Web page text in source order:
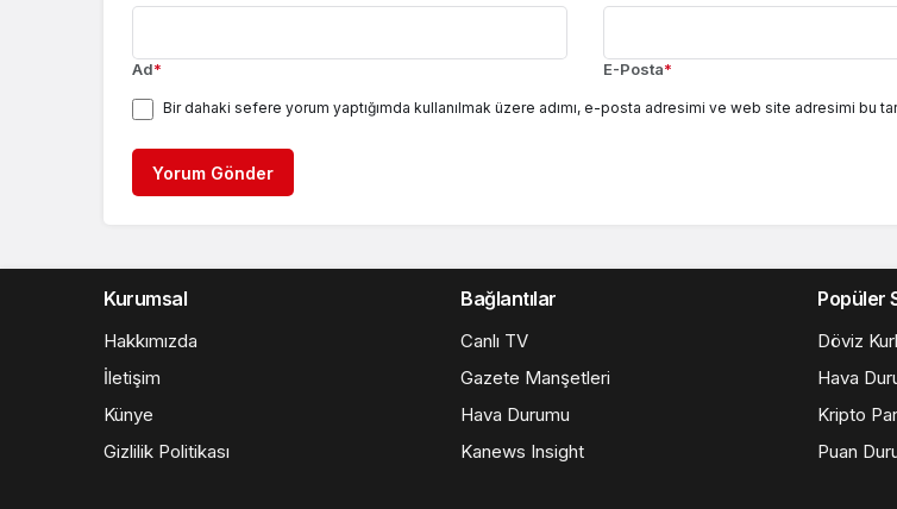
Ad* E-Posta*
Bir dahaki sefere yorum yaptığımda kullanılmak üzere adımı, e-posta adresimi ve web site adresimi bu
Yorum Gönder
Kurumsal
Hakkımızda
İletişim
Künye
Gizlilik Politikası
Bağlantılar
Canlı TV
Gazete Manşetleri
Hava Durumu
Kanews Insight
Popüler
Döviz
Hava
Kripto
Puan